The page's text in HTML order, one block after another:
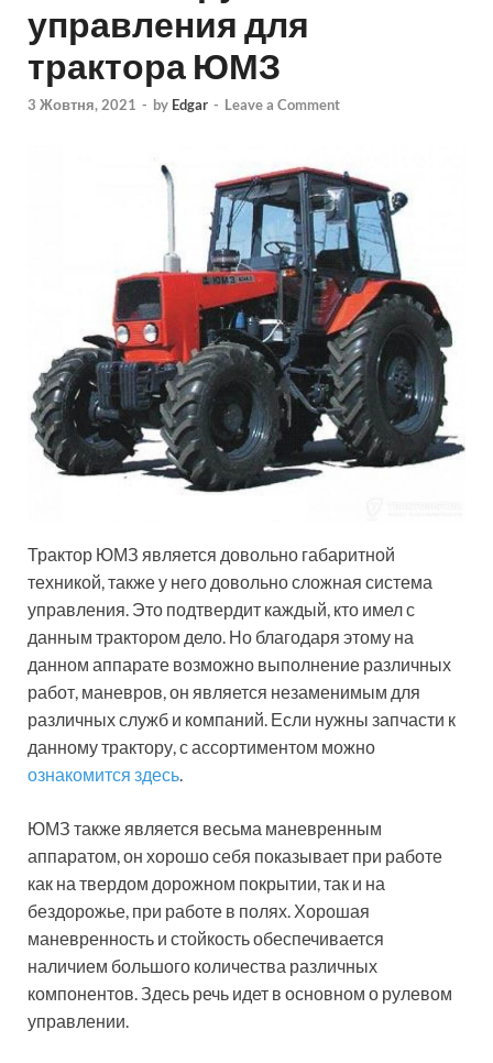
управления для
трактора ЮМЗ
3 Жовтня, 2021 - by Edgar - Leave a Comment
Трактор ЮМЗ является довольно габаритной
техникой, также у него довольно сложная система
управления. Это подтвердит каждый, кто имел с
данным трактором дело. Но благодаря этому на
данном аппарате возможно выполнение различных
работ, маневров, он является незаменимым для
различных служб и компаний. Если нужны запчасти к
данному трактору, с ассортиментом можно
ознакомится здесь.
ЮМЗ также является весьма маневренным
аппаратом, он хорошо себя показывает при работе
как на твердом дорожном покрытии, так и на
бездорожье, при работе в полях. Хорошая
маневренность и стойкость обеспечивается
наличием большого количества различных
компонентов. Здесь речь идет в основном о рулевом
управлении.